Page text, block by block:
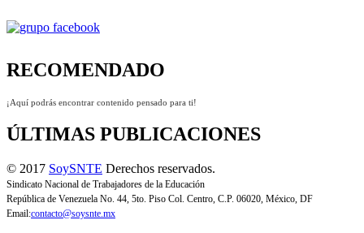
RECOMENDADO
¡Aquí podrás encontrar contenido pensado para ti!
ÚLTIMAS PUBLICACIONES
© 2017 SoySNTE Derechos reservados.
Sindicato Nacional de Trabajadores de la Educación
República de Venezuela No. 44, 5to. Piso Col. Centro, C.P. 06020, México, DF
Email:contacto@soysnte.mx